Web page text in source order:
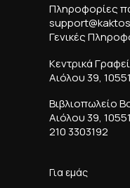
Πληροφορίες
Γενικές
Κεντρικά
Αιόλου 39,
Βιβλιοπωλείο
Αιόλου 39,
210 3303192
Για εμάς